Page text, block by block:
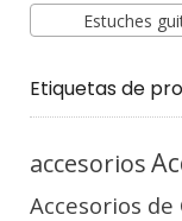
Estuches
Etiquetas de
accesorios
Accesorios